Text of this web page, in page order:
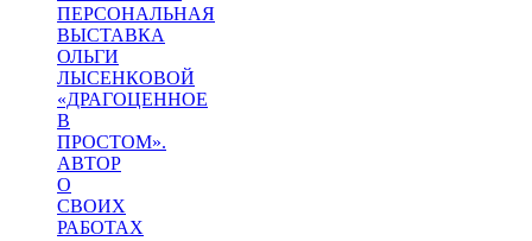
ПЕРСОНАЛЬНАЯ
ВЫСТАВКА
ОЛЬГИ
ЛЫСЕНКОВОЙ
«ДРАГОЦЕННОЕ
В
ПРОСТОМ».
АВТОР
О
СВОИХ
РАБОТАХ